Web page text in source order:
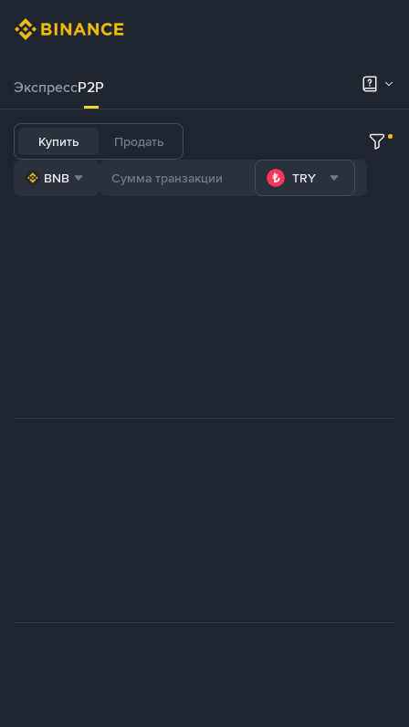
ЭкспрессP2P
Купить Продать
BNB TRY